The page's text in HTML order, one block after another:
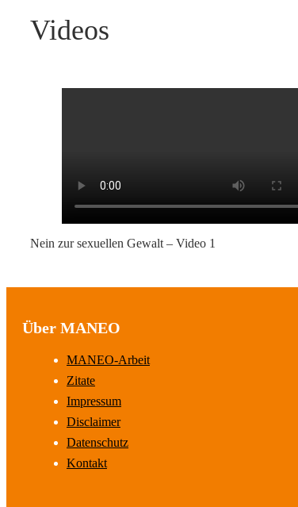
Videos
Nein zur sexuellen Gewalt – Video 1
Über MANEO
MANEO-Arbeit
Zitate
Impressum
Disclaimer
Datenschutz
Kontakt